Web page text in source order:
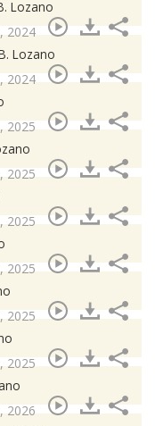
Lozano
2024
Lozano
2024
2025
2025
2025
2025
2025
2025
2026